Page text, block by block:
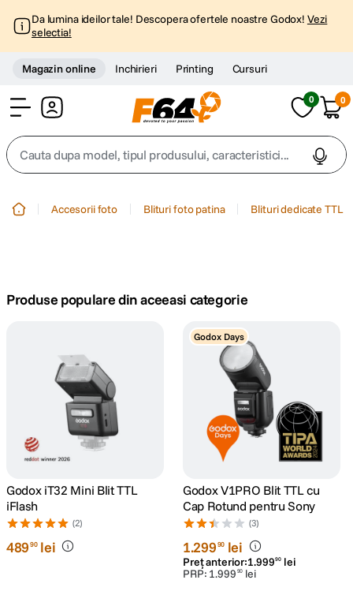
Da lumina ideilor tale! Descopera ofertele noastre Godox! Vezi
selectia!
Magazin online Inchirieri Printing Cursuri
0 0
Cauta dupa model, tipul produsului, caracteristici...
trepied telefon
canon sx740 hs
lavaliera
7. sony fx
9. dji mic mini
Accesorii foto Blituri foto patina Blituri dedicate TTL
Produse populare din aceeasi categorie
Godox iT32 Mini Blit TTL
iFlash
(2)
48990 lei
Godox Days
Godox V1PRO Blit TTL cu
Cap Rotund pentru Sony
(3)
1.29990 lei
Preț anterior:1.99990 lei
PRP: 1.999 90 lei